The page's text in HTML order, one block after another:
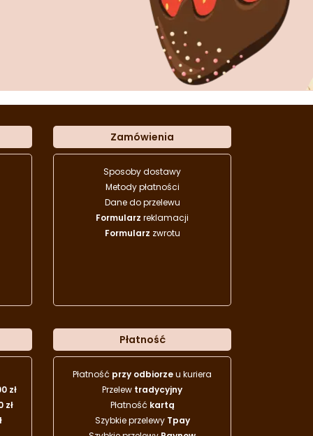
Zamówienia
Sposoby dostawy
Metody płatności
Dane do przelewu
Formularz reklamacji
Formularz zwrotu
zł
zł
Płatność
Płatność przy odbiorzeu kuriera
Przelew tradycyjny
Płatność kartą
Szybkie przelewy Tpay